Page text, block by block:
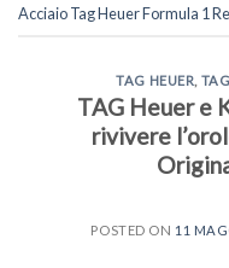
Acciaio Tag Heuer Formula 1
TAG HEUER,
TAG Heuer e
rivivere
POSTED ON 11